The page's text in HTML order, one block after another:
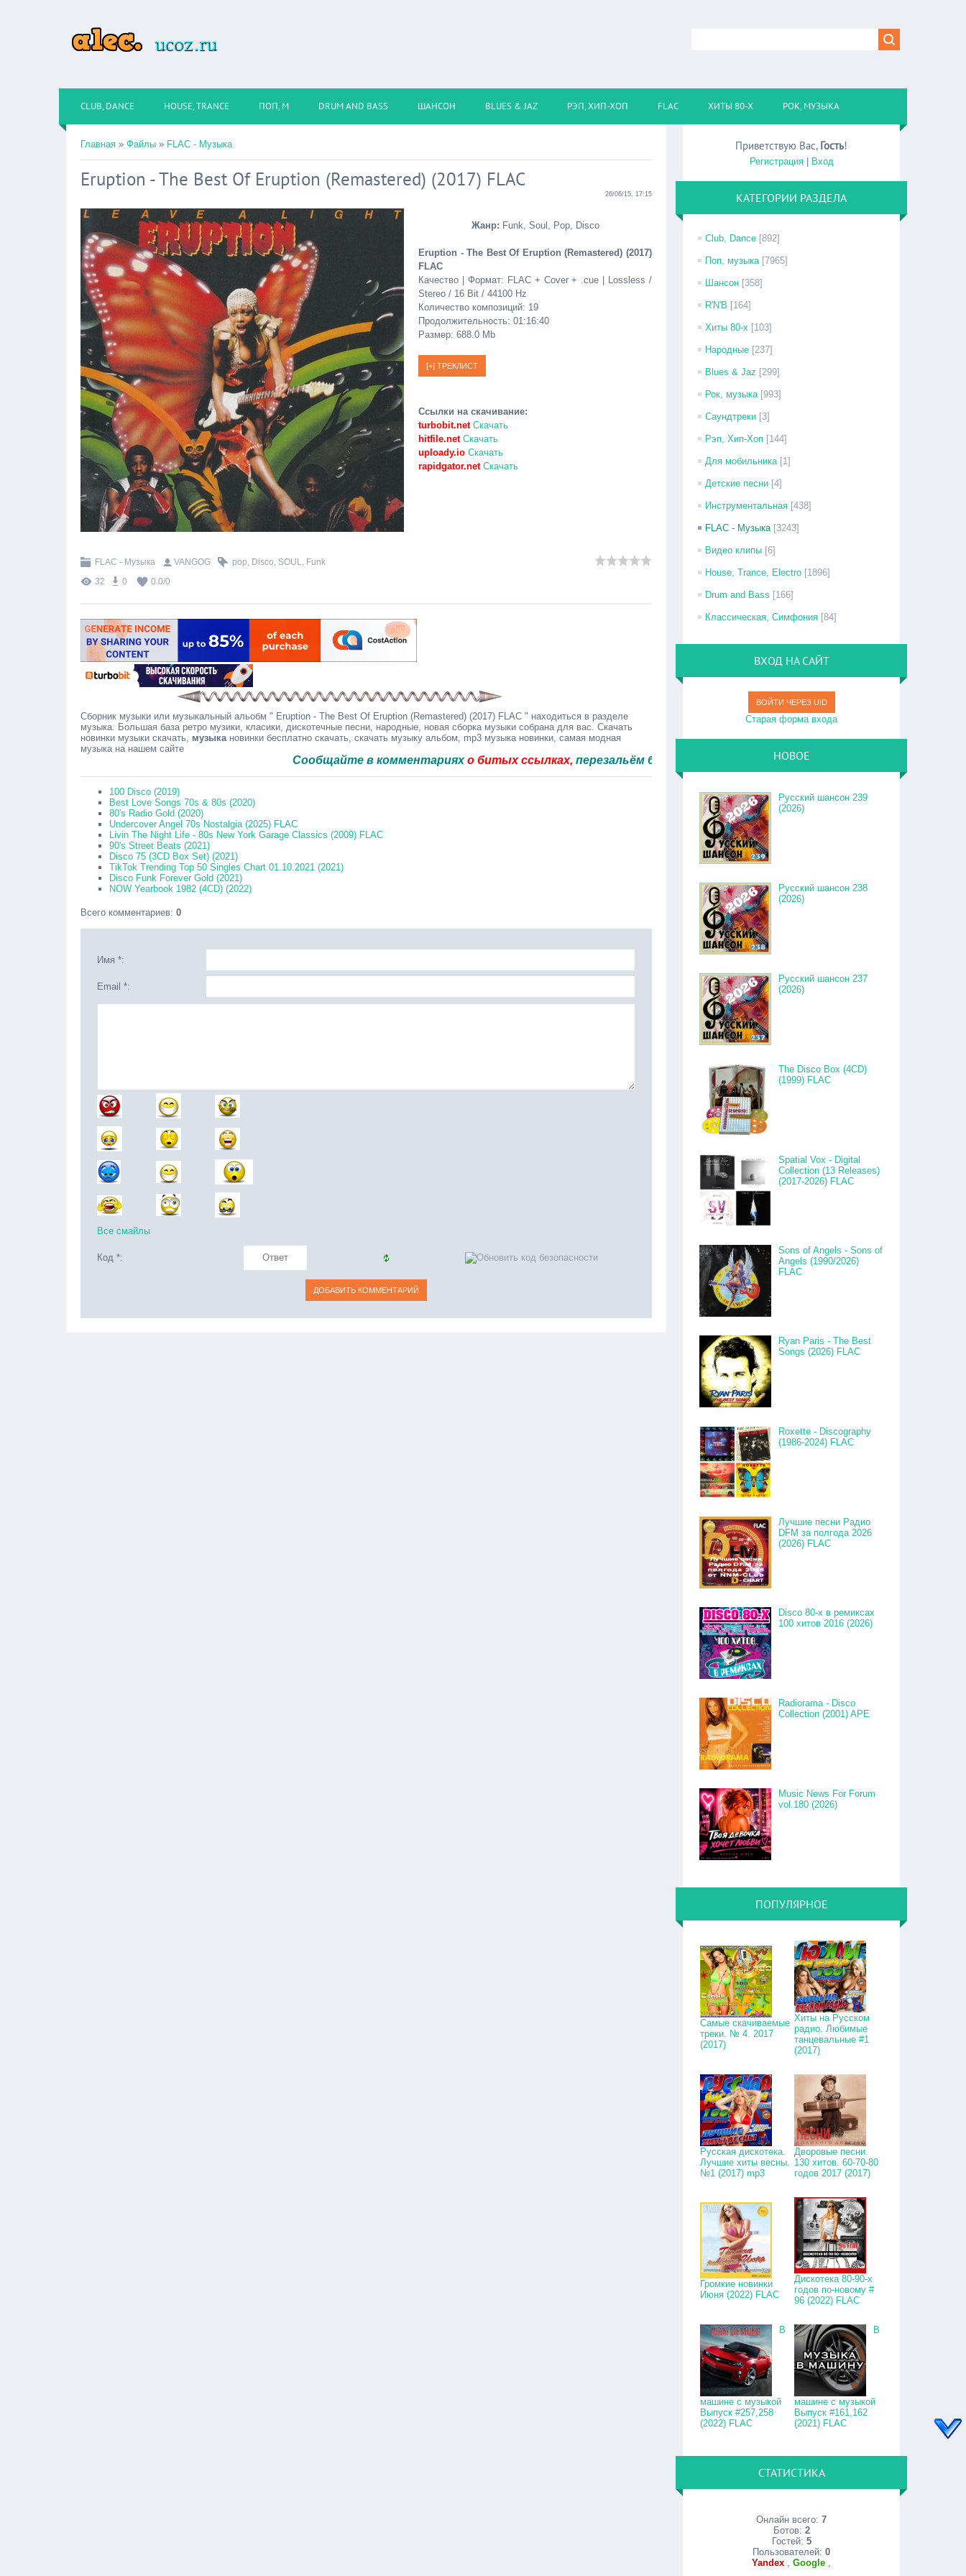
CLUB, DANCE HOUSE, TRANCE ПОП, М DRUM AND BASS ШАНСОН BLUES & JAZ РЭП, ХИП-ХОП FLAC ХИТЫ 80-Х РОК, МУЗЫКА
Главная » Файлы » FLAC - Музыка
Eruption - The Best Of Eruption (Remastered) (2017) FLAC
26/06/15, 17:15
Жанр: Funk, Soul, Pop, Disco
Eruption - The Best Of Eruption (Remastered) (2017)
FLAC
Качество | Формат: FLAC + Cover + .cue | Lossless /
Stereo / 16 Bit / 44100 Hz
Количество композиций: 19
Продолжительность: 01:16:40
Размер: 688.0 Mb
Ссылки на скачивание:
turbobit.netСкачать
hitfile.netСкачать
uploady.io Скачать
rapidgator.netСкачать
FLAC - Музыка VANGOG pop, Disco, SOUL, Funk
32
0 0.0/0
Сборник музыки или музыкальный альобм " Eruption - The Best Of Eruption (Remastered) (2017) FLAC " находиться в разделе
музыка. Большая база ретро музики, класики, дискотечные песни, народные, новая сборка музыки собрана для вас. Скачать
новинки музыки скачать, музыкановинки бесплатно скачать, скачать музыку альбом, mp3 музыка новинки, самая модная
музыка на нашем сайте
Сообщайте в комментарияхо битых ссылках,перезальём быстро.
100 Disco (2019)
Best Love Songs 70s & 80s (2020)
80's Radio Gold (2020)
Undercover Angel 70s Nostalgia (2025) FLAC
Livin The Night Life - 80s New York Garage Classics (2009) FLAC
90's Street Beats (2021)
Disco 75 (3CD Box Set) (2021)
TikTok Trending Top 50 Singles Chart 01.10.2021 (2021)
Disco Funk Forever Gold (2021)
NOW Yearbook 1982 (4CD) (2022)
Всего комментариев: 0
Имя *:
Email *:
Все смайлы
Код *:
Приветствую Вас, Гость!
Регистрация| Вход
КАТЕГОРИИ РАЗДЕЛА
Club, Dance [892]
Поп, музыка [7965]
Шансон [358]
R'N'B [164]
Хиты 80-х [103]
Народные [237]
Blues & Jaz [299]
Рок, музыка [993]
Саундтреки [3]
Рэп, Хип-Хоп [144]
Для мобильника [1]
Детские песни [4]
Инструментальная [438]
FLAC - Музыка [3243]
Видео клипы [6]
House, Trance, Electro [1896]
Drum and Bass [166]
Классическая, Симфония [84]
ВХОД НА САЙТ
ВОЙТИ ЧЕРЕЗ UID
Старая форма входа
НОВОЕ
Русский шансон 239
(2026)
Русский шансон 238
(2026)
Русский шансон 237
(2026)
The Disco Box (4CD)
(1999) FLAC
Spatial Vox - Digital
Collection (13 Releases)
(2017-2026) FLAC
Sons of Angels - Sons of
Angels (1990/2026)
FLAC
Ryan Paris - The Best
Songs (2026) FLAC
Roxette - Discography
(1986-2024) FLAC
Лучшие песни Радио
DFM за полгода 2026
(2026) FLAC
Disco 80-x в ремиксах
100 хитов 2016 (2026)
Radiorama - Disco
Collection (2001) APE
Music News For Forum
vol.180 (2026)
ПОПУЛЯРНОЕ
Самые скачиваемые
треки. № 4. 2017
(2017)
Хиты на Русском
радио. Любимые
танцевальные #1
(2017)
Русская дискотека.
Лучшие хиты весны.
№1 (2017) mp3
Дворовые песни.
130 хитов. 60-70-80
годов 2017 (2017)
Громкие новинки
Июня (2022) FLAC
Дискотека 80-90-х
годов по-новому #
96 (2022) FLAC
В
машине с музыкой
Выпуск #257,258
(2022) FLAC
В
машине с музыкой
Выпуск #161,162
(2021) FLAC
СТАТИСТИКА
Онлайн всего:7
Ботов: 2
Гостей: 5
Пользователей:0
Yandex ,Google ,